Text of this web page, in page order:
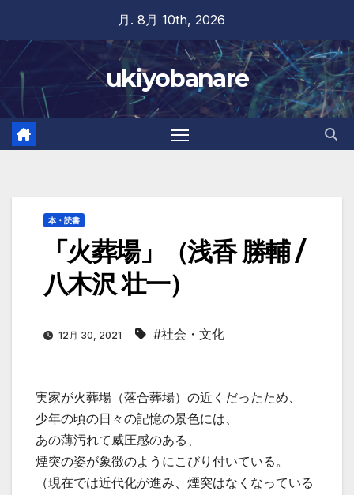
content
月. 8月 10th, 2026
ukiyobanare
本・読書
「火葬場」（浅香 勝輔 /
八木沢 壮一）
12月 30, 2021 #社会・文化
実家が火葬場（落合葬場）の近くだったため、
少年の頃の日々の記憶の景色には、
あの薄汚れて威圧感のある、
煙突の姿が象徴のようにこびり付いている。
（現在では近代化が進み、煙突はなくなっている